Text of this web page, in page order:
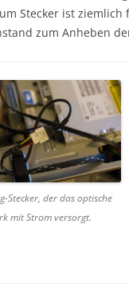
Stecker ist
zum Anheben
Stecker, der das optische
mit Strom versorgt.